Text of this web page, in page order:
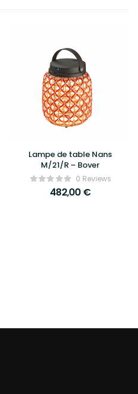
Lampe de table Nans
M/21/R – Bover
0 Reviews
482,00 €